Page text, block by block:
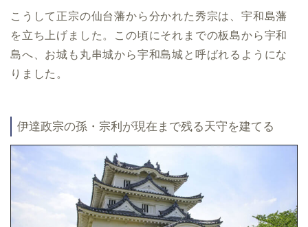
こうして正宗の仙台藩から分かれた秀宗は、宇和島藩
を立ち上げました。この頃にそれまでの板島から宇和
島へ、お城も丸串城から宇和島城と呼ばれるようにな
りました。
伊達政宗の孫・宗利が現在まで残る天守を建てる